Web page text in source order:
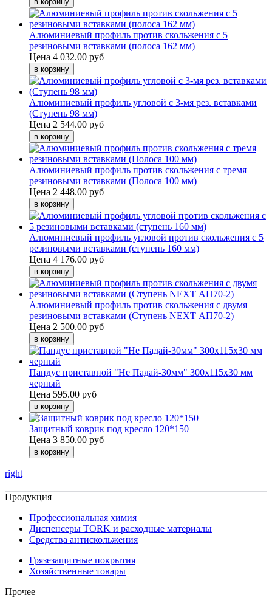
Алюминиевый профиль против скольжения с 5
резиновыми вставками (полоса 162 мм)
Цена 4 032.00 руб
Алюминиевый профиль угловой с 3-мя рез. вставками
(Ступень 98 мм)
Цена 2 544.00 руб
Алюминиевый профиль против скольжения с тремя
резиновыми вставками (Полоса 100 мм)
Цена 2 448.00 руб
Алюминиевый профиль угловой против скольжения с 5
резиновыми вставками (ступень 160 мм)
Цена 4 176.00 руб
Алюминиевый профиль против скольжения с двумя
резиновыми вставками (Ступень NEXT АП70-2)
Цена 2 500.00 руб
Пандус приставной "Не Падай-30мм" 300х115х30 мм
черный
Цена 595.00 руб
Защитный коврик под кресло 120*150
Цена 3 850.00 руб
right
Продукция
Профессиональная химия
Диспенсеры TORK и расходные материалы
Cредства антискольжения
Грязезащитные покрытия
Хозяйственные товары
Прочее